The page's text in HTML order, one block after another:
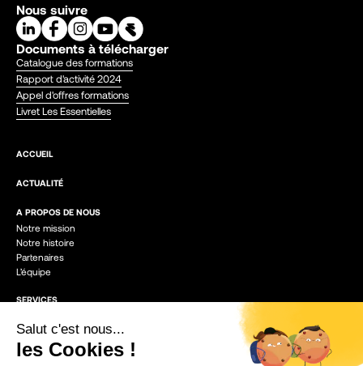
Nous suivre
Documents à télécharger
Catalogue des formations
Rapport d'activité 2024
Appel d'offres formations
Livret Les Essentielles
ACCUEIL
ACTUALITÉ
A PROPOS DE NOUS
Notre mission
Notre histoire
Partenaires
L’équipe
SERVICES
Programmes spécifiques
Locations de locaux